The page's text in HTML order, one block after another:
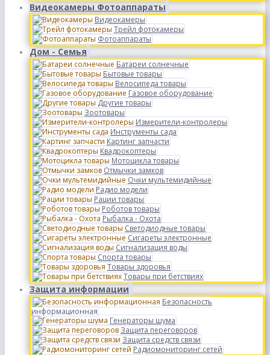
Видеокамеры Фотоаппараты
Видеокамеры
Трейл фотокамеры
Фотоаппараты
Дом - Семья
Батареи солнечные
Бытовые товары
Велосипеда товары
Газовое оборудование
Другие товары
Зоотовары
Измерители-контролеры
Инструменты сада
Картинг запчасти
Квадрокоптеры
Мотоцикла товары
Отмычки замков
Очки мультемидийные
Радио модели
Рации товары
Роботов товары
Рыбалка - Охота
Светодиодные товары
Сигареты электронные
Сигнализация воды
Спорта товары
Товары здоровья
Товары при бетствиях
Защита информации
Безопасность
информационная
Генераторы шума
Защита переговоров
Защита средств связи
Радиомониторинг сетей